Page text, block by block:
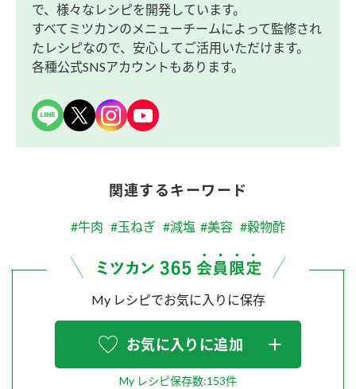
で、様々なレシピを開発しています。
すべてミツカンのメニューチームによって監修され
たレシピなので、安心してご活用いただけます。
各種公式SNSアカウントもあります。
関連するキーワード
#牛肉 #玉ねぎ #減塩 #美容 #穀物酢
My レシピでお気に入りに保存
お気に入りに追加
My レシピ保存数:153件